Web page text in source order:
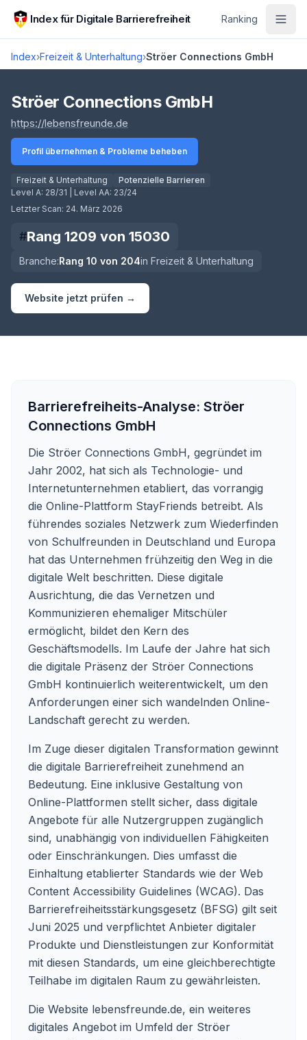
Zum Hauptinhalt springen
Index für Digitale Barrierefreiheit Ranking
Index›Freizeit & Unterhaltung›Ströer Connections GmbH
Score lädt
Ströer Connections GmbH
https://lebensfreunde.de
Profil übernehmen & Probleme beheben
Freizeit & Unterhaltung
Potenzielle Barrieren
Level A: 28/31 | Level AA: 23/24
Letzter Scan: 24. März 2026
#Rang 1209 von 15030
Branche:Rang 10 von 204in Freizeit & Unterhaltung
Website jetzt prüfen →
Barrierefreiheits-Analyse: Ströer
Connections GmbH
Die Ströer Connections GmbH, gegründet im
Jahr 2002, hat sich als Technologie- und
Internetunternehmen etabliert, das vorrangig
die Online-Plattform StayFriends betreibt. Als
führendes soziales Netzwerk zum Wiederfinden
von Schulfreunden in Deutschland und Europa
hat das Unternehmen frühzeitig den Weg in die
digitale Welt beschritten. Diese digitale
Ausrichtung, die das Vernetzen und
Kommunizieren ehemaliger Mitschüler
ermöglicht, bildet den Kern des
Geschäftsmodells. Im Laufe der Jahre hat sich
die digitale Präsenz der Ströer Connections
GmbH kontinuierlich weiterentwickelt, um den
Anforderungen einer sich wandelnden Online-
Landschaft gerecht zu werden.
Im Zuge dieser digitalen Transformation gewinnt
die digitale Barrierefreiheit zunehmend an
Bedeutung. Eine inklusive Gestaltung von
Online-Plattformen stellt sicher, dass digitale
Angebote für alle Nutzergruppen zugänglich
sind, unabhängig von individuellen Fähigkeiten
oder Einschränkungen. Dies umfasst die
Einhaltung etablierter Standards wie der Web
Content Accessibility Guidelines (WCAG). Das
Barrierefreiheitsstärkungsgesetz (BFSG) gilt seit
Juni 2025 und verpflichtet Anbieter digitaler
Produkte und Dienstleistungen zur Konformität
mit diesen Standards, um eine gleichberechtigte
Teilhabe im digitalen Raum zu gewährleisten.
Die Website lebensfreunde.de, ein weiteres
digitales Angebot im Umfeld der Ströer